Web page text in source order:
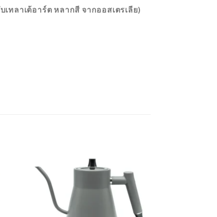
เทลาเต้อาร์ต​ หลากสี จากออสเตรเลีย)
ADD
TO
WISHLIST